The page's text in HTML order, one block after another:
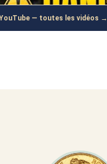
— toutes les vidéos →